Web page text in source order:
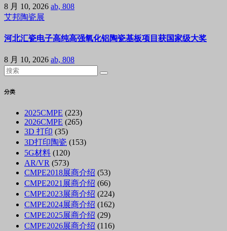
8 月 10, 2026 ab, 808
艾邦陶瓷展
河北汇瓷电子高纯高强氧化铝陶瓷基板项目获国家级大奖
8 月 10, 2026 ab, 808
分类
2025CMPE (223)
2026CMPE (265)
3D 打印 (35)
3D打印陶瓷 (153)
5G材料 (120)
AR/VR (573)
CMPE2018展商介绍 (53)
CMPE2021展商介绍 (66)
CMPE2023展商介绍 (224)
CMPE2024展商介绍 (162)
CMPE2025展商介绍 (29)
CMPE2026展商介绍 (116)